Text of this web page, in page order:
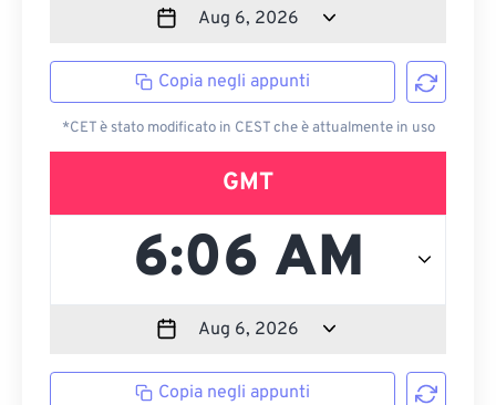
Copia negli appunti
*CET è stato modificato in CEST che è attualmente in uso
GMT
Copia negli appunti